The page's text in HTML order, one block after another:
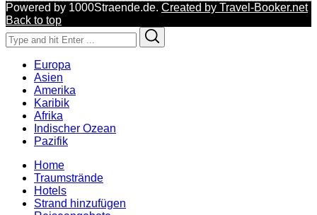
Powered by 1000Straende.de. Created by Travel-Booker.net
Back to top
Search
for:
Europa
Asien
Amerika
Karibik
Afrika
Indischer Ozean
Pazifik
Home
Traumstrände
Hotels
Strand hinzufügen